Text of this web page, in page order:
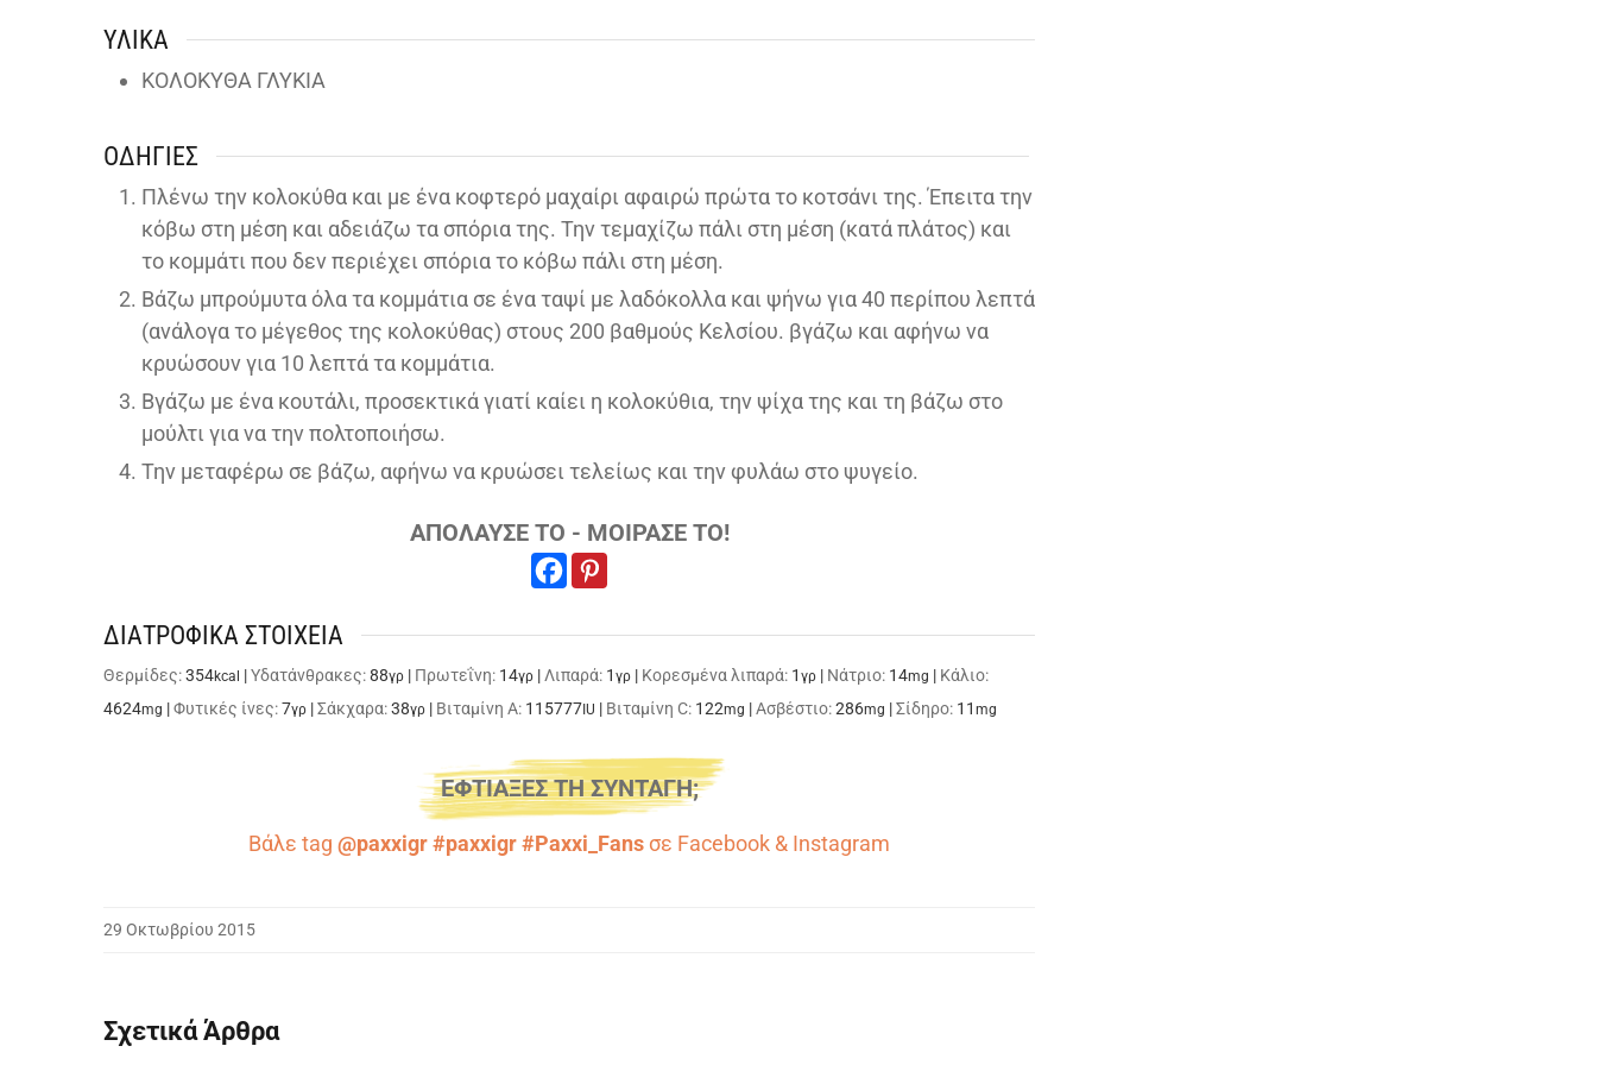
ΥΛΙΚΆ
ΚΟΛΟΚΥΘΑ ΓΛΥΚΙΑ
ΟΔΗΓΊΕΣ
Πλένω την κολοκύθα και με ένα κοφτερό μαχαίρι αφαιρώ πρώτα το κοτσάνι της. Έπειτα την
κόβω στη μέση και αδειάζω τα σπόρια της. Την τεμαχίζω πάλι στη μέση (κατά πλάτος) και
το κομμάτι που δεν περιέχει σπόρια το κόβω πάλι στη μέση.
Βάζω μπρούμυτα όλα τα κομμάτια σε ένα ταψί με λαδόκολλα και ψήνω για 40 περίπου λεπτά
(ανάλογα το μέγεθος της κολοκύθας) στους 200 βαθμούς Κελσίου. βγάζω και αφήνω να
κρυώσουν για 10 λεπτά τα κομμάτια.
Βγάζω με ένα κουτάλι, προσεκτικά γιατί καίει η κολοκύθια, την ψίχα της και τη βάζω στο
μούλτι για να την πολτοποιήσω.
Την μεταφέρω σε βάζω, αφήνω να κρυώσει τελείως και την φυλάω στο ψυγείο.
ΑΠΟΛΑΥΣΕ ΤΟ - ΜΟΙΡΑΣΕ ΤΟ!
ΔΙΑΤΡΟΦΙΚΑ ΣΤΟΙΧΕΙΑ
Θερμίδες:354kcal |Υδατάνθρακες:88γρ | Πρωτεΐνη: 14γρ | Λιπαρά: 1 γρ | Κορεσμένα λιπαρά: 1 γρ | Νάτριο: 14mg | Κάλιο:
4624mg |Φυτικές ίνες:7γρ |Σάκχαρα:38γρ | Βιταμίνη A: 115777IU | Βιταμίνη C: 122mg |Ασβέστιο:286mg |Σίδηρο: 11 mg
ΕΦΤΙΑΞΕΣ ΤΗ ΣΥΝΤΑΓΗ;
Βάλε tag @paxxigr #paxxigr #Paxxi_Fans σε Facebook & Instagram
29 Οκτωβρίου 2015
Σχετικά Άρθρα